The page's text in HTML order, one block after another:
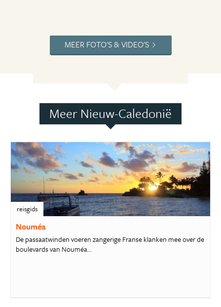
MEER FOTO'S & VIDEO'S
Meer Nieuw-Caledonië
reisgids
Nouméa
De passaatwinden voeren zangerige Franse klanken mee over de
boulevards van Nouméa...